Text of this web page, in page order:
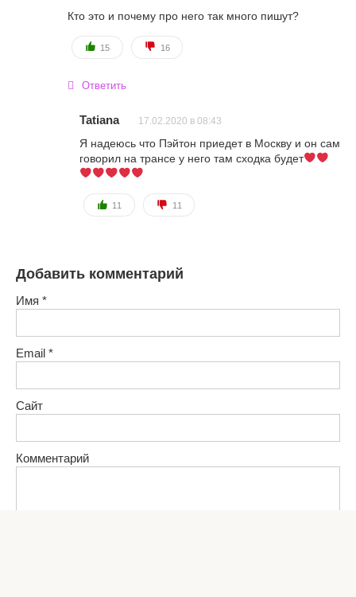
Кто это и почему про него так много пишут?
15 16
Ответить
Tatiana 17.02.2020 в 08:43
Я надеюсь что Пэйтон приедет в Москву и он сам
говорил на трансе у него там сходка будет
11 11
Добавить комментарий
Имя *
Email *
Сайт
Комментарий